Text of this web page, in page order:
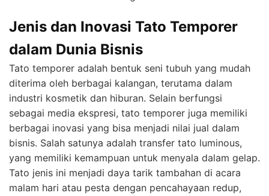
Jenis dan Inovasi Tato Temporer
dalam Dunia Bisnis
Tato temporer adalah bentuk seni tubuh yang mudah
diterima oleh berbagai kalangan, terutama dalam
industri kosmetik dan hiburan. Selain berfungsi
sebagai media ekspresi, tato temporer juga memiliki
berbagai inovasi yang bisa menjadi nilai jual dalam
bisnis. Salah satunya adalah transfer tato luminous,
yang memiliki kemampuan untuk menyala dalam gelap.
Tato jenis ini menjadi daya tarik tambahan di acara
malam hari atau pesta dengan pencahayaan redup,